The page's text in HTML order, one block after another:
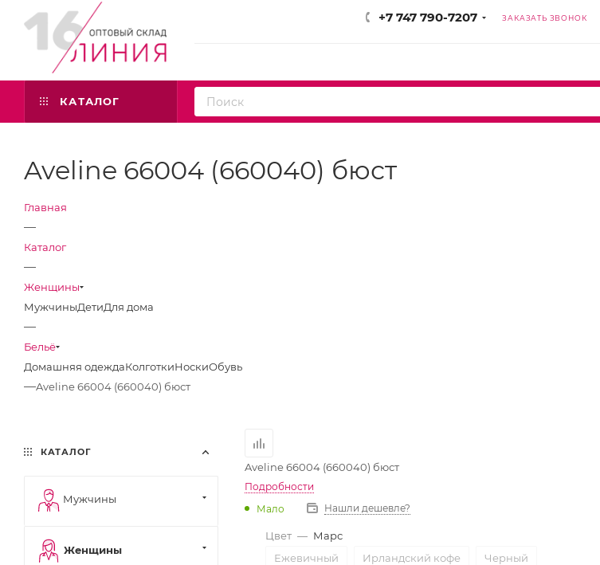
+7 747 790-7207 ЗАКАЗАТЬ ЗВОНОК
КАТАЛОГ
Aveline 66004 (660040) бюст
Главная
—
Каталог
—
Женщины
МужчиныДетиДля дома
—
Бельё
Домашняя одеждаКолготкиНоскиОбувь
—Aveline 66004 (660040) бюст
Aveline 66004 (660040) бюст
Подробности
Мало
Нашли дешевле?
Цвет — Марс
Ежевичный
Ирландский кофе Черный
КАТАЛОГ
Мужчины
Женщины